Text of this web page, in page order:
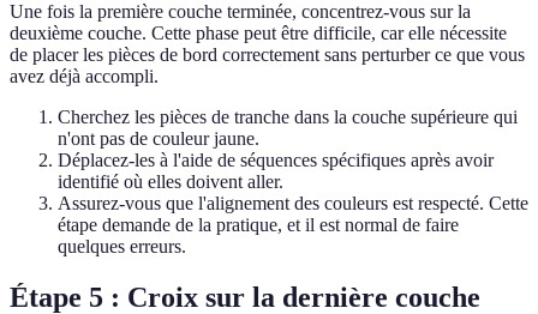
Une fois la première couche terminée, concentrez-vous sur la
deuxième couche. Cette phase peut être difficile, car elle nécessite
de placer les pièces de bord correctement sans perturber ce que vous
avez déjà accompli.
Cherchez les pièces de tranche dans la couche supérieure qui
n'ont pas de couleur jaune.
Déplacez-les à l'aide de séquences spécifiques après avoir
identifié où elles doivent aller.
Assurez-vous que l'alignement des couleurs est respecté. Cette
étape demande de la pratique, et il est normal de faire
quelques erreurs.
Étape 5 : Croix sur la dernière couche